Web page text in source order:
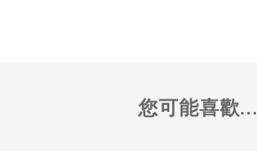
您可能喜歡...